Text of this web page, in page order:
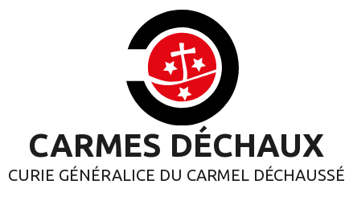
CARMES DÉCHAUX
CURIE GÉNÉRALICE DU CARMEL DÉCHAUSSÉ